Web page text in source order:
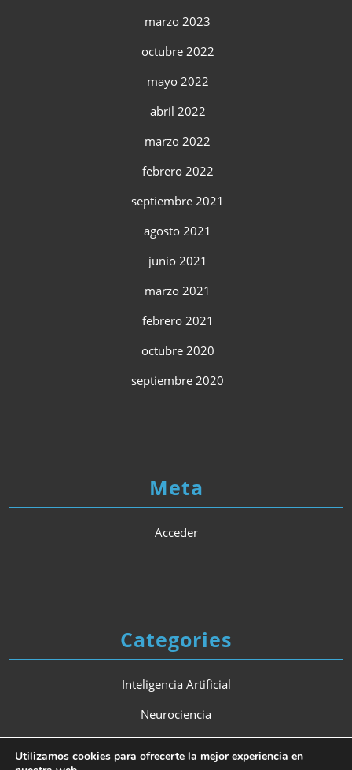
marzo 2023
octubre 2022
mayo 2022
abril 2022
marzo 2022
febrero 2022
septiembre 2021
agosto 2021
junio 2021
marzo 2021
febrero 2021
octubre 2020
septiembre 2020
Meta
Acceder
Categories
Inteligencia Artificial
Neurociencia
Utilizamos cookies para ofrecerte la mejor experiencia en